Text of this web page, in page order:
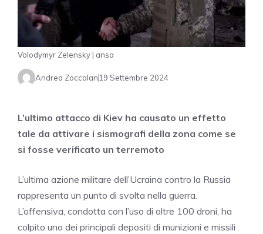
Volodymyr Zelensky | ansa
Andrea Zoccolan 19 Settembre 2024
L’ultimo attacco di Kiev ha causato un effetto
tale da attivare i sismografi della zona come se
si fosse verificato un terremoto
L’ultima azione militare dell’Ucraina contro la Russia
rappresenta un punto di svolta nella guerra.
L’offensiva, condotta con l’uso di oltre 100 droni, ha
colpito uno dei principali depositi di munizioni e missili